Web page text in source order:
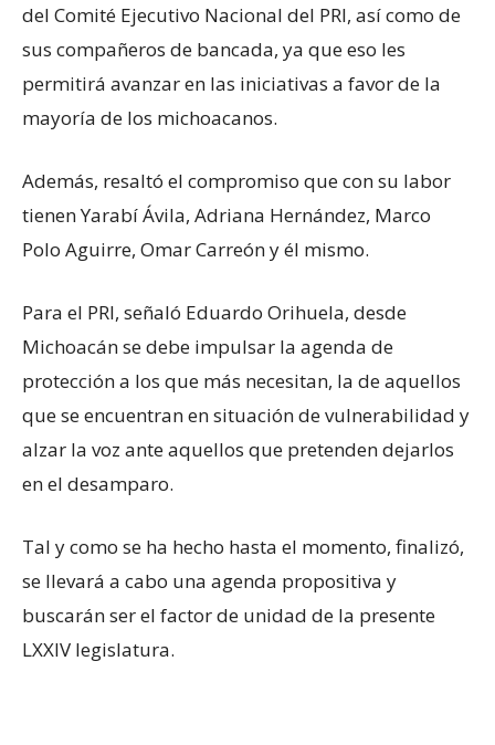
del Comité Ejecutivo Nacional del PRI, así como de
sus compañeros de bancada, ya que eso les
permitirá avanzar en las iniciativas a favor de la
mayoría de los michoacanos.
Además, resaltó el compromiso que con su labor
tienen Yarabí Ávila, Adriana Hernández, Marco
Polo Aguirre, Omar Carreón y él mismo.
Para el PRI, señaló Eduardo Orihuela, desde
Michoacán se debe impulsar la agenda de
protección a los que más necesitan, la de aquellos
que se encuentran en situación de vulnerabilidad y
alzar la voz ante aquellos que pretenden dejarlos
en el desamparo.
Tal y como se ha hecho hasta el momento, finalizó,
se llevará a cabo una agenda propositiva y
buscarán ser el factor de unidad de la presente
LXXIV legislatura.